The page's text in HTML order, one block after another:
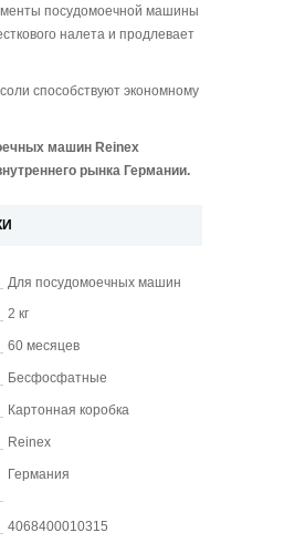
посудомоечной машины
налета и продлевает
способствуют экономному
машин Reinex
рынка Германии.
Для посудомоечных машин
2 кг
60 месяцев
Бесфосфатные
Картонная коробка
Reinex
Германия
4068400010315